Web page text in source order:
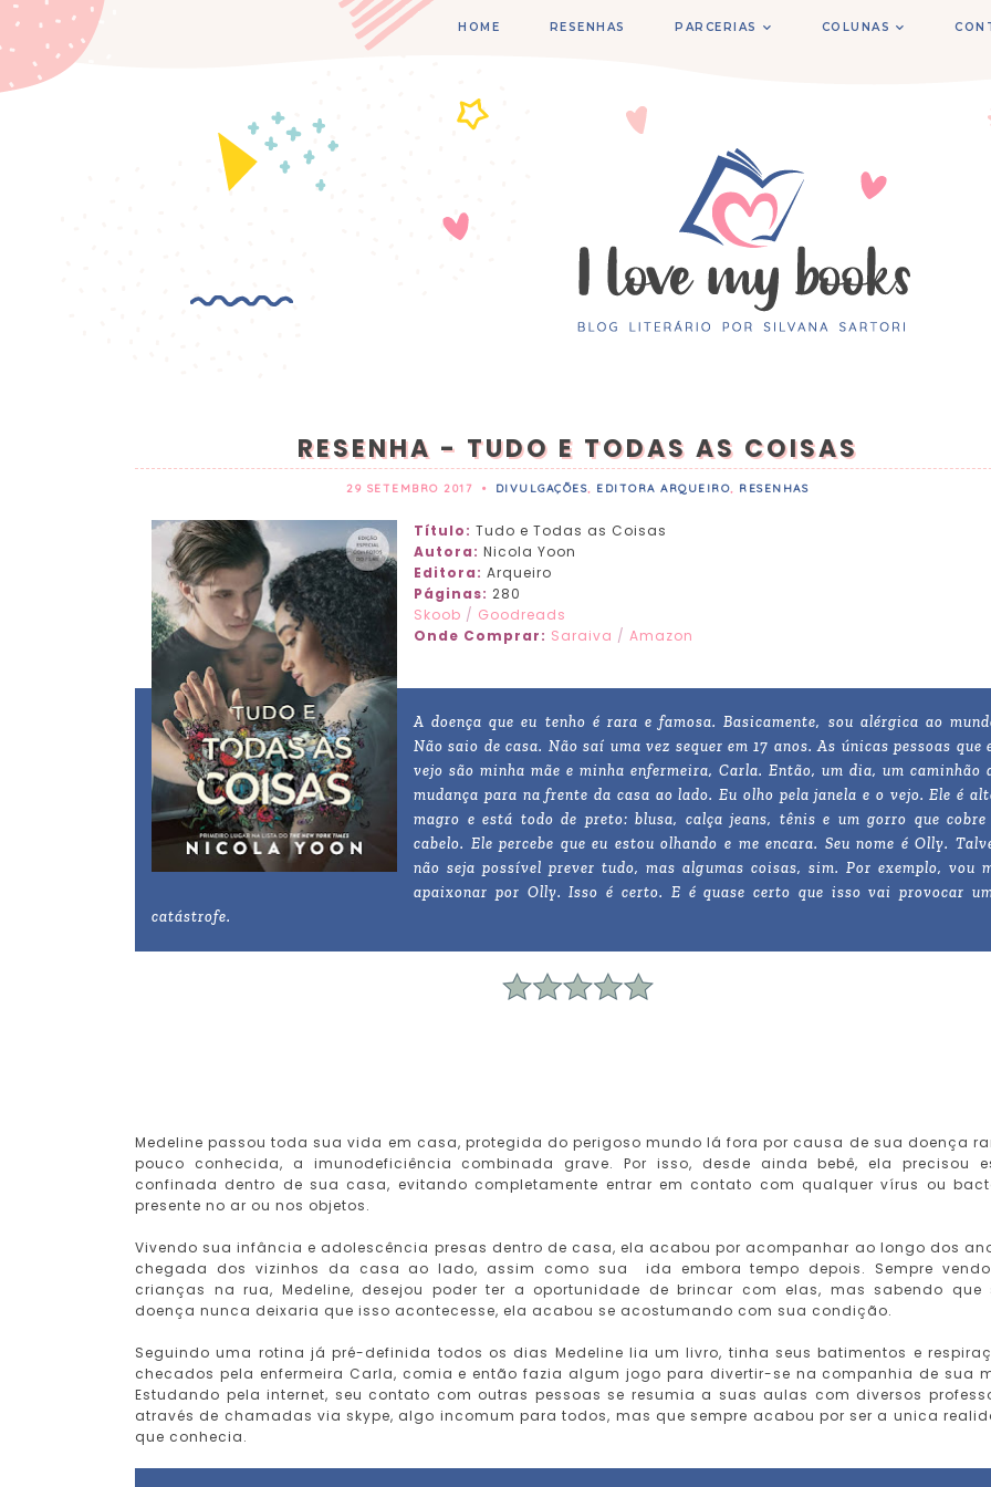
HOME RESENHAS PARCERIAS COLUNAS
RESENHA - TUDO E TODAS AS COISAS
29 SETEMBRO 2017 • DIVULGAÇÕES EDITORA ARQUEIRO RESENHAS
Título: Tudo e Todas as Coisas
Autora: Nicola Yoon
Editora: Arqueiro
Páginas: 280
Skoob / Goodreads
Onde Comprar: Saraiva / Amazon
A doença que eu tenho é rara e famosa. Basicamente, sou alérgica ao
Não saio de casa. Não saí uma vez sequer em 17 anos. As únicas pessoas que
vejo são minha mãe e minha enfermeira, Carla. Então, um dia, um caminhão
mudança para na frente da casa ao lado. Eu olho pela janela e o vejo. Ele é
magro e está todo de preto: blusa, calça jeans, tênis e um gorro que
cabelo. Ele percebe que eu estou olhando e me encara. Seu nome é Olly.
não seja possível prever tudo, mas algumas coisas, sim. Por exemplo, vou
apaixonar por Olly. Isso é certo. E é quase certo que isso vai provocar
catástrofe.
Medeline passou toda sua vida em casa, protegida do perigoso mundo lá fora por causa de sua doença
pouco conhecida, a imunodeficiência combinada grave. Por isso, desde ainda bebê, ela precisou
confinada dentro de sua casa, evitando completamente entrar em contato com qualquer vírus ou
presente no ar ou nos objetos.
Vivendo sua infância e adolescência presas dentro de casa, ela acabou por acompanhar ao longo dos
chegada dos vizinhos da casa ao lado, assim como sua ida embora tempo depois. Sempre
crianças na rua, Medeline, desejou poder ter a oportunidade de brincar com elas, mas sabendo que
doença nunca deixaria que isso acontecesse, ela acabou se acostumando com sua condição.
Seguindo uma rotina já pré-definida todos os dias Medeline lia um livro, tinha seus batimentos e
checados pela enfermeira Carla, comia e então fazia algum jogo para divertir-se na companhia de sua
Estudando pela internet, seu contato com outras pessoas se resumia a suas aulas com diversos
através de chamadas via skype, algo incomum para todos, mas que sempre acabou por ser a unica
que conhecia.